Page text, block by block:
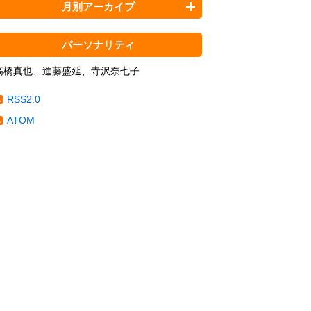
月別アーカイブ
パーソナリティ
橋真也、進藤盛延、寺沢奈七子
RSS2.0
ATOM